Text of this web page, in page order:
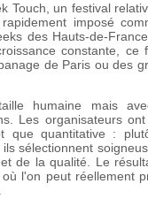
Touch, un festival
imposé
des Hauts-de-
constante, ce
de Paris ou des
humaine mais
Les organisateurs
que quantitative :
sélectionnent
de la qualité. Le
l'on peut réellement